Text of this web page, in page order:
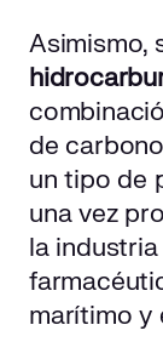
Asimismo,
de
un tipo de
una vez
la
marítimo y